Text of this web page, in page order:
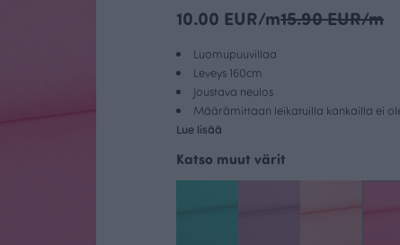
10.00 EUR/m15.90 EUR/m
Luomupuuvillaa
Leveys 160cm
Joustava neulos
Määrämittaan leikatuilla kankailla ei
Lue lisää
Katso muut värit